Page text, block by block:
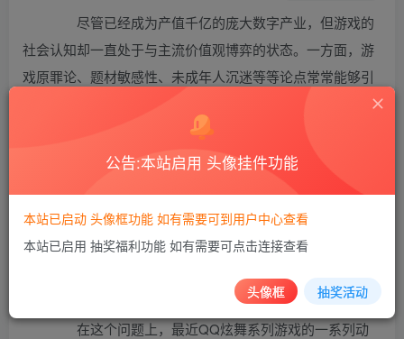
尽管已经成为产值千亿的庞大数字产业，但游戏的
社会认知却一直处于与主流价值观博弈的状态。一方面，游
戏原罪论、题材敏感性、未成年人沉迷等等论点常常能够引
起广泛的讨论，另一方面，游戏技术对其他行业的赋能，游
戏在文化传承、文化出海等方面的成果，也成为了游戏产业
字科技文化代表，人们也因此对游戏有了更高的要求，同时
也开始不断追问：新时代，游戏到底能为社会带来什么价
在这个问题上，最近QQ炫舞系列游戏的一系列动
公告:本站启用 头像挂件功能
本站已启动 头像框功能 如有需要可到用户中心查看
本站已启用 抽奖福利功能 如有需要可点击连接查看
头像框 抽奖活动